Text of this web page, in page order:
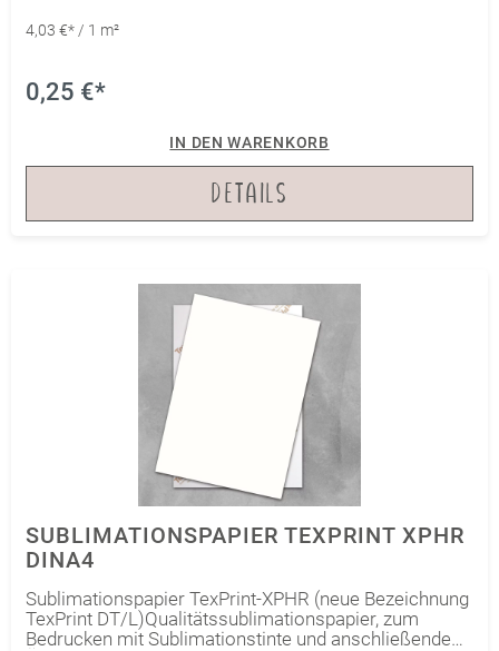
Auch viele Epson Anwender verwenden dieses Papier,
4,03 €* / 1 m²
0,25 €*
IN DEN WARENKORB
DETAILS
SUBLIMATIONSPAPIER TEXPRINT XPHR
DINA4
Sublimationspapier TexPrint-XPHR (neue Bezeichnung
TexPrint DT/L)Qualitätssublimationspapier, zum
Bedrucken mit Sublimationstinte und anschließende